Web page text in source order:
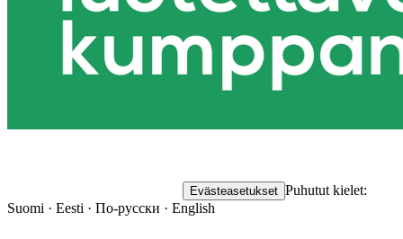
Evästeasetukset Puhutut kielet:
Suomi · Eesti · По-русски · English